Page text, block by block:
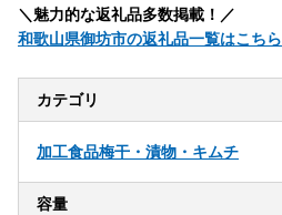
＼魅力的な返礼品多数掲載！／
和歌山県御坊市の返礼品一覧はこちら
カテゴリ
加工食品梅干・漬物・キムチ
容量